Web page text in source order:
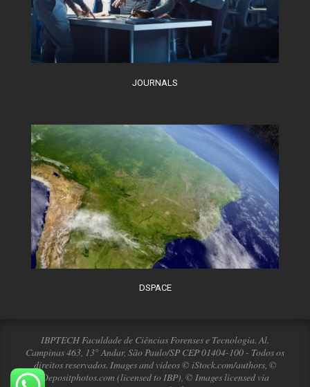
JOURNALS
DSPACE
IBPTECH Faculdade de Ciências Forenses e Tecnologia. Al.
Campinas 463, 13° Andar, São Paulo/SP CEP 01404-100 - Todos os
direitos reservados. Images and videos © iStock.com/authors, ©
Depositphotos.com (licensed to IBP), © Images licensed via